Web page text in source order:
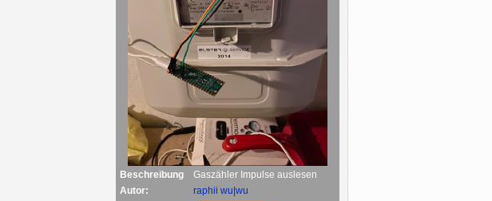
Beschreibung
Gaszähler Impulse auslesen
Autor:
raphii wu|wu